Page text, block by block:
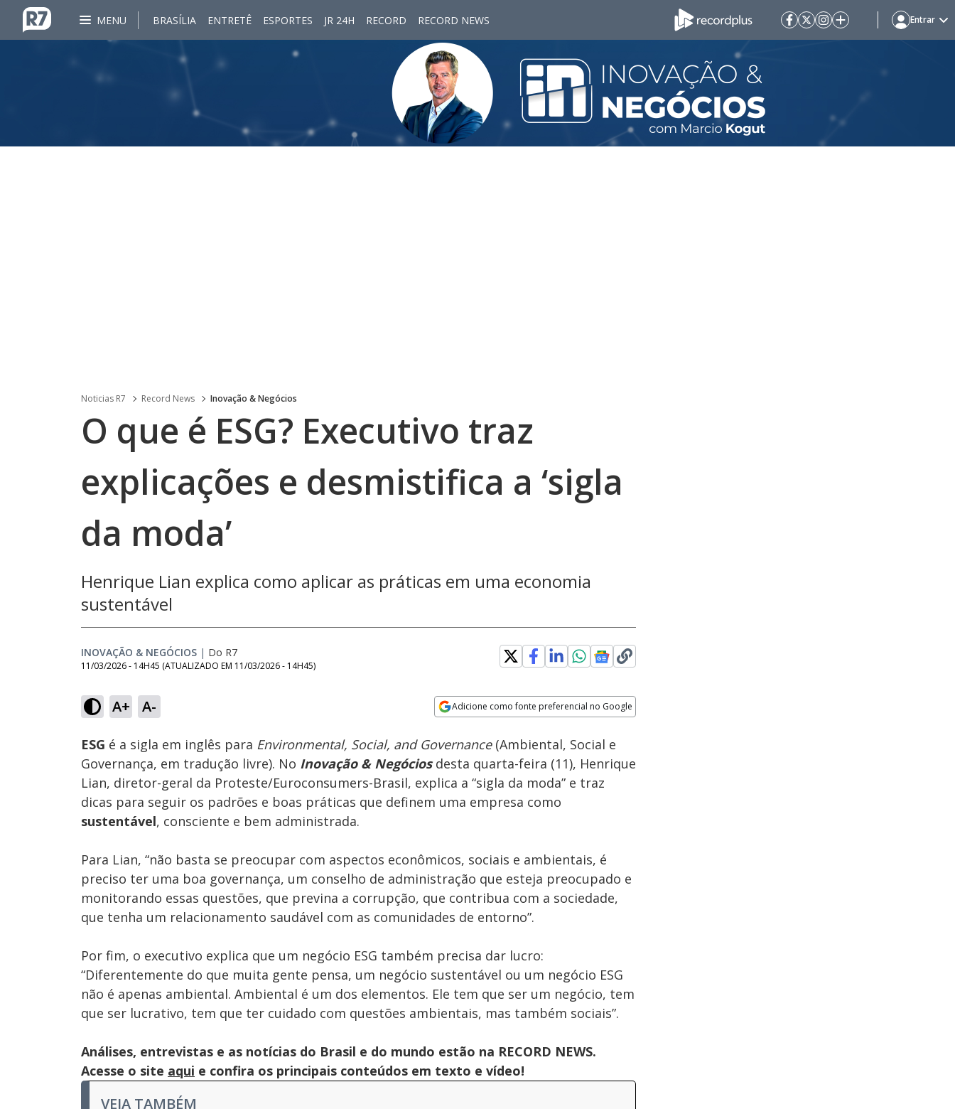
MENU BRASÍLIA ENTRETÊ ESPORTES JR 24H RECORD RECORD NEWS Entrar
Noticias R7 Record News Inovação & Negócios
O que é ESG? Executivo traz
explicações e desmistifica a ‘sigla
da moda’
Henrique Lian explica como aplicar as práticas em uma economia
sustentável
INOVAÇÃO & NEGÓCIOS | Do R7
11/03/2026 - 14H45 (ATUALIZADO EM 11/03/2026 - 14H45)
A+ A- Adicione como fonte preferencial no Google
Ativar
Som
17.74%
Velocidade
ESG é a sigla em inglês para Environmental, Social, and Governance(Ambiental, Social e
Governança, em tradução livre). No Inovação & Negóciosdesta quarta-feira (11), Henrique
Lian, diretor-geral da Proteste/Euroconsumers-Brasil, explica a “sigla da moda” e traz
dicas para seguir os padrões e boas práticas que definem uma empresa como
sustentável, consciente e bem administrada.
Para Lian, “não basta se preocupar com aspectos econômicos, sociais e ambientais, é
preciso ter uma boa governança, um conselho de administração que esteja preocupado e
monitorando essas questões, que previna a corrupção, que contribua com a sociedade,
que tenha um relacionamento saudável com as comunidades de entorno”.
Por fim, o executivo explica que um negócio ESG também precisa dar lucro:
“Diferentemente do que muita gente pensa, um negócio sustentável ou um negócio ESG
não é apenas ambiental. Ambiental é um dos elementos. Ele tem que ser um negócio, tem
que ser lucrativo, tem que ter cuidado com questões ambientais, mas também sociais”.
Análises, entrevistas e as notícias do Brasil e do mundo estão na RECORD NEWS.
Acesse o site aqui e confira os principais conteúdos em texto e vídeo!
VEJA TAMBÉM